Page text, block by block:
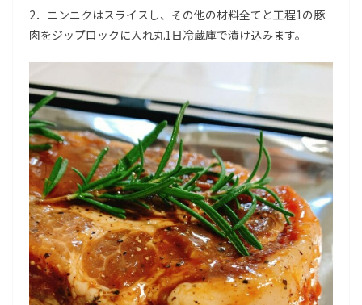
2．ニンニクはスライスし、その他の材料全てと工程1の豚
肉をジップロックに入れ丸1日冷蔵庫で漬け込みます。